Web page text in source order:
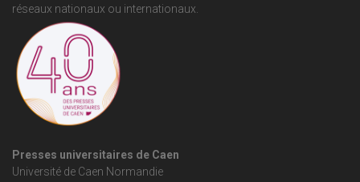
réseaux nationaux ou internationaux.
Presses universitaires de Caen
Université de Caen Normandie